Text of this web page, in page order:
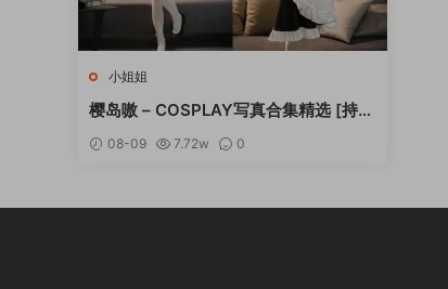
小姐姐
樱岛嗷 – COSPLAY写真合集精选 [持续
08-09 7.72w 0